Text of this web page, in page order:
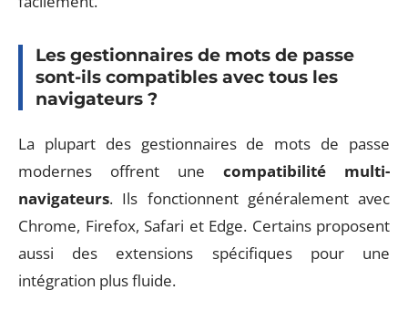
Les gestionnaires de mots de passe
sont-ils compatibles avec tous les
navigateurs ?
La plupart des gestionnaires de mots de passe
modernes offrent une compatibilité multi-
navigateurs. Ils fonctionnent généralement avec
Chrome, Firefox, Safari et Edge. Certains proposent
aussi des extensions spécifiques pour une
intégration plus fluide.